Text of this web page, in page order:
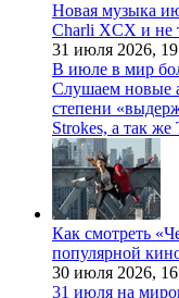
Новая музыка
Charli XCX и не
31 июля 2026,
В июле в мир
Слушаем новые
степени
Strokes, а так
Как смотреть
популярной
30 июля 2026,
31 июля на